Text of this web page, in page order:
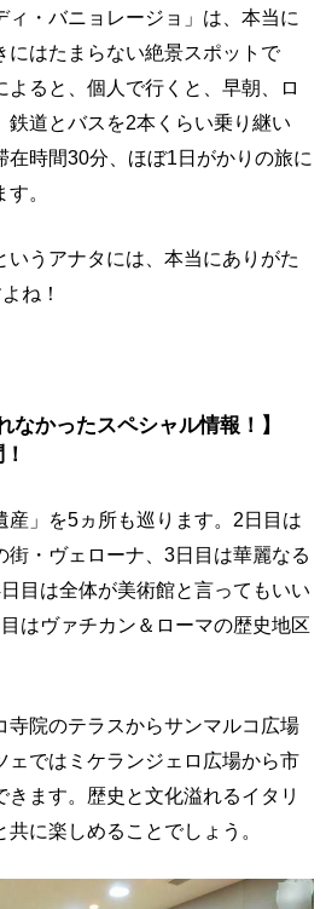
ィ・バニョレージョ」は、本当に
にはたまらない絶景スポットで
ると、個人で行くと、早朝、ロ
鉄道とバスを2本くらい乗り継い
在時間30分、ほぼ1日がかりの旅に
。
うアナタには、本当にありがた
ね！
なかったスペシャル情報！】
産」を5ヵ所も巡ります。2日目は
街・ヴェローナ、3日目は華麗なる
目は全体が美術館と言ってもいい
はヴァチカン＆ローマの歴史地区
寺院のテラスからサンマルコ広場
ェではミケランジェロ広場から市
ます。歴史と文化溢れるイタリ
に楽しめることでしょう。